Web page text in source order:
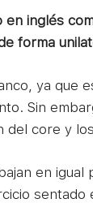
en inglés
forma
ya que
Sin
del core y
en